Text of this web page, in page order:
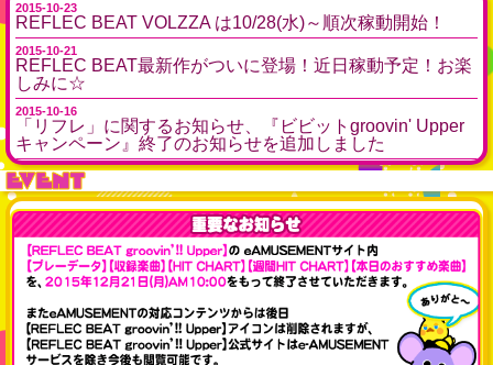
2015-10-23
REFLEC BEAT VOLZZA は10/28(水)～順次稼動開始！
2015-10-21
REFLEC BEAT最新作がついに登場！近日稼動予定！お楽
しみに☆
2015-10-16
「リフレ」に関するお知らせ、『ビビットgroovin' Upper
キャンペーン』終了のお知らせを追加しました
EVENT